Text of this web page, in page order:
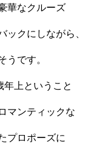
華なクルーズ
ックにしながら、
うです。
年上ということ
マンティックな
プロポーズに